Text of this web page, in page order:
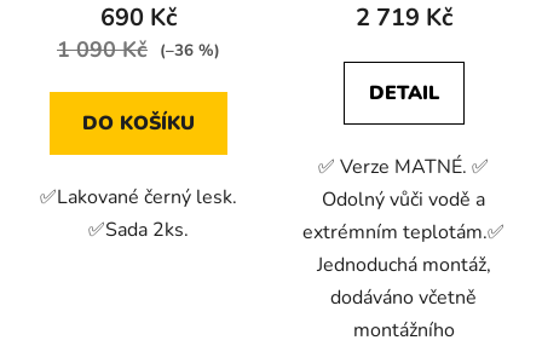
690 Kč
1 090 Kč (–36 %)
DO KOŠÍKU
✅Lakované černý lesk.
✅Sada 2ks.
2 719 Kč
DETAIL
✅ Verze MATNÉ. ✅
Odolný vůči vodě a
extrémním teplotám.✅
Jednoduchá montáž,
dodáváno včetně
montážního